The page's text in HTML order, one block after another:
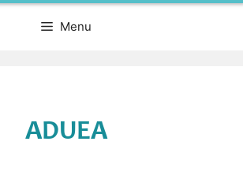
Menu
ADUEA